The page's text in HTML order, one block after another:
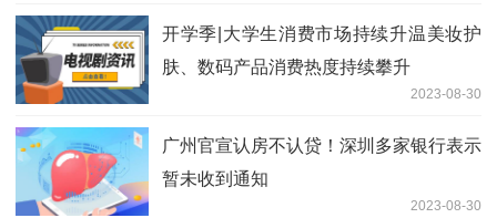
开学季|大学生消费市场持续升温美妆护
肤、数码产品消费热度持续攀升
2023-08-30
广州官宣认房不认贷！深圳多家银行表示
暂未收到通知
2023-08-30